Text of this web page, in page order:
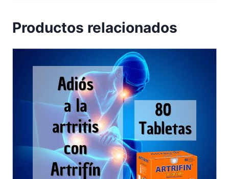
Productos relacionados